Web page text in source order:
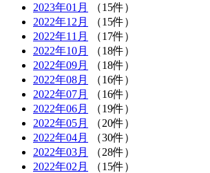
2023年01月
（15件）
2022年12月
（15件）
2022年11月
（17件）
2022年10月
（18件）
2022年09月
（18件）
2022年08月
（16件）
2022年07月
（16件）
2022年06月
（19件）
2022年05月
（20件）
2022年04月
（30件）
2022年03月
（28件）
2022年02月
（15件）